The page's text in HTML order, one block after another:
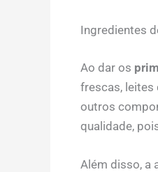
Ingredientes
Ao dar os
frescas, leites
outros
qualidade,
Além disso, a